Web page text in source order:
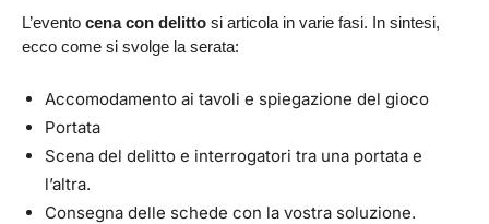
L’evento cena con delitto si articola in varie fasi. In sintesi,
ecco come si svolge la serata:
Accomodamento ai tavoli e spiegazione del gioco
Portata
Scena del delitto e interrogatori tra una portata e
l’altra.
Consegna delle schede con la vostra soluzione.